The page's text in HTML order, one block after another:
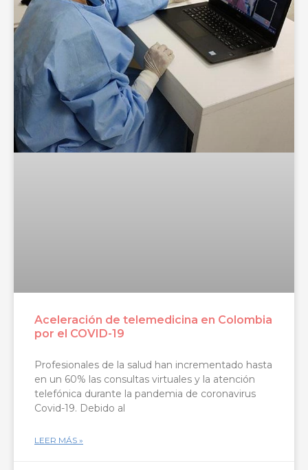
Aceleración de telemedicina en Colombia
por el COVID-19
Profesionales de la salud han incrementado hasta
en un 60% las consultas virtuales y la atención
telefónica durante la pandemia de coronavirus
Covid-19. Debido al
LEER MÁS »